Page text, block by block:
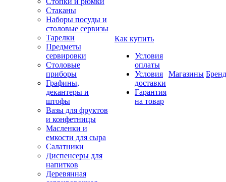
Стаканы
Наборы посуды и
столовые сервизы
Тарелки
Предметы
сервировки
Столовые
приборы
Графины,
декантеры и
штофы
Вазы для фруктов
и конфетницы
Масленки и
емкости для сыра
Салатники
Диспенсеры для
напитков
Деревянная
Как купить
Условия
оплаты
Условия
доставки
Гарантия
на товар
Магазины